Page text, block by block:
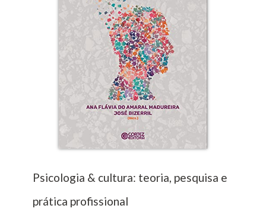
Psicologia & cultura: teoria, pesquisa e
prática profissional